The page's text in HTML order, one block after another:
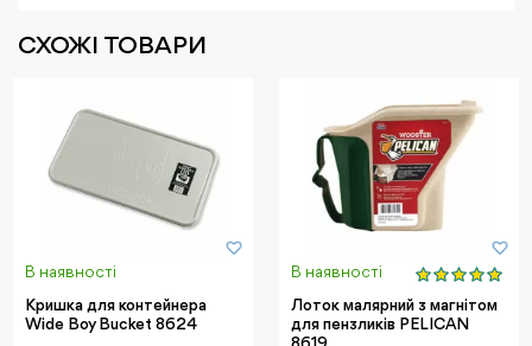
СХОЖІ ТОВАРИ
В наявності
Кришка для контейнера
Wide Boy Bucket 8624
В наявності
Лоток малярний з магнітом
для пензликів PELICAN